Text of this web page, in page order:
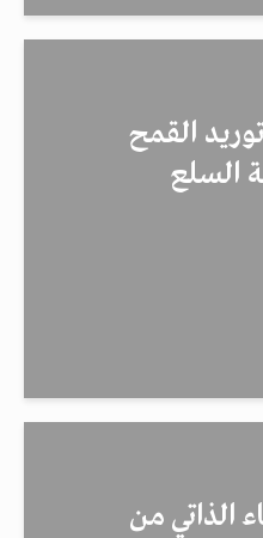
القمح
السلع
الذاتي من